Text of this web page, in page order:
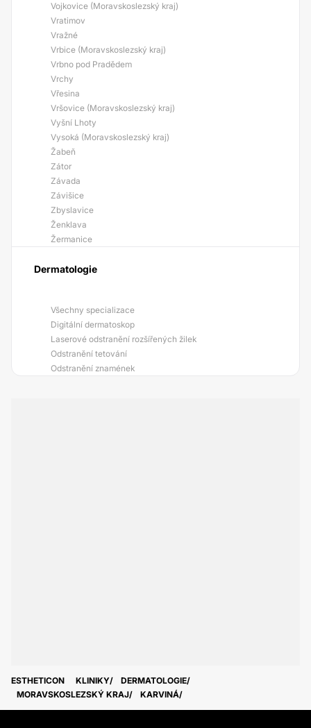
Vojkovice (Moravskoslezský kraj)
Vratimov
Vražné
Vrbice (Moravskoslezský kraj)
Vrbno pod Pradědem
Vrchy
Vřesina
Vršovice (Moravskoslezský kraj)
Vyšní Lhoty
Vysoká (Moravskoslezský kraj)
Žabeň
Zátor
Závada
Závišice
Zbyslavice
Ženklava
Žermanice
Dermatologie
Všechny specializace
Digitální dermatoskop
Laserové odstranění rozšířených žilek
Odstranění tetování
Odstranění znamének
ESTHETICON KLINIKY
DERMATOLOGIE
MORAVSKOSLEZSKÝ KRAJ
KARVINÁ